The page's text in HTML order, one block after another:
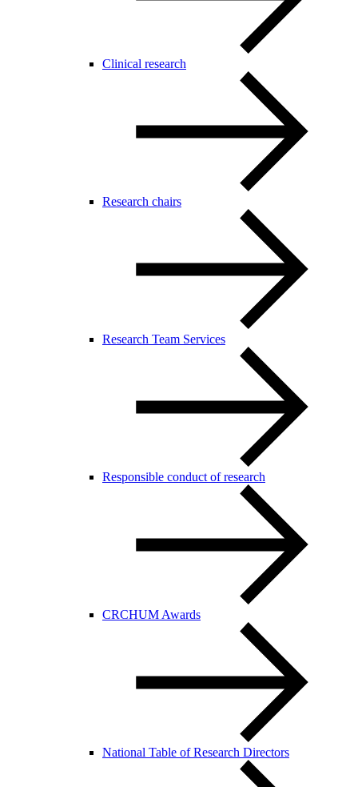
Clinical research
Research chairs
Research Team Services
Responsible conduct of research
CRCHUM Awards
National Table of Research Directors